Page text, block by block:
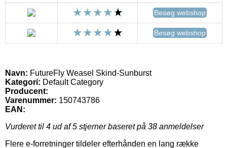
Besøg webshop
Besøg webshop
Navn: FutureFly Weasel Skind-Sunburst
Kategori: Default Category
Producent:
Varenummer: 150743786
EAN:
Vurderet til 4 ud af 5 stjerner baseret på 38 anmeldelser
Flere e-forretninger tildeler efterhånden en lang række